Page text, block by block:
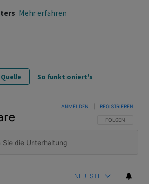
Mehr erfahren
So funktioniert's
FOLGE DIESER
FOLGEN
ANMELDEN REGISTRIEREN
NEUESTE